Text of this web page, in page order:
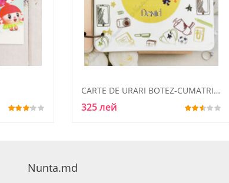
CARTE DE URARI BOTEZ-CUMATRIE8
325 лей
Nunta.md